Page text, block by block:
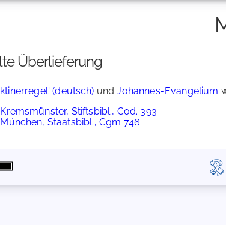
Überlieferung
(deutsch) undJohannes-Evangelium
Kremsmünster, Stiftsbibl., Cod. 393
München, Staatsbibl., Cgm 746